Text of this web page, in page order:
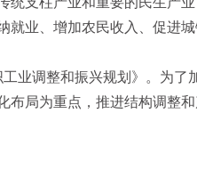
就业、增加农民收入、促进
业调整和振兴规划》。为了
布局为重点，推进结构调整